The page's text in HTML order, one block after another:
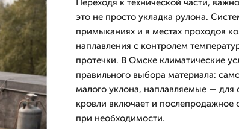
Переходя к технической части,
это не просто укладка рулона.
примыканиях и в местах проходов
наплавления с контролем
протечки. В Омске климатические
правильного выбора материала:
малого уклона, наплавляемые — для
кровли включает и
при необходимости.